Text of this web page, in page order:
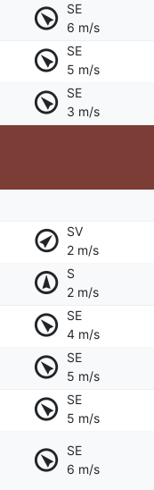
SE
6 m/s
SE
5 m/s
SE
3 m/s
SV
2 m/s
S
2 m/s
SE
4 m/s
SE
5 m/s
SE
5 m/s
SE
6 m/s